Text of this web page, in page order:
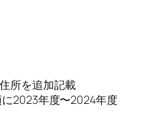
所を追加記載
に2023年度〜2024年度